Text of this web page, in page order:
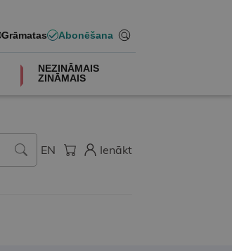
Grāmatas Abonēšana
NEZINĀMAIS
ZINĀMAIS
EN Ienākt